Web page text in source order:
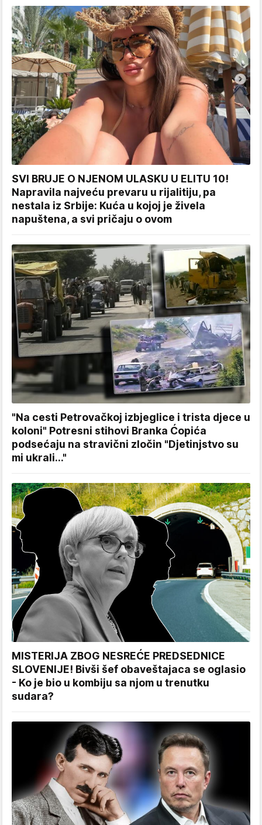
SVI BRUJE O NJENOM ULASKU U ELITU 10!
Napravila najveću prevaru u rijalitiju, pa
nestala iz Srbije: Kuća u kojoj je živela
napuštena, a svi pričaju o ovom
"Na cesti Petrovačkoj izbjeglice i trista djece u
koloni" Potresni stihovi Branka Ćopića
podsećaju na stravični zločin "Djetinjstvo su
mi ukrali..."
MISTERIJA ZBOG NESREĆE PREDSEDNICE
SLOVENIJE! Bivši šef obaveštajaca se oglasio
- Ko je bio u kombiju sa njom u trenutku
sudara?